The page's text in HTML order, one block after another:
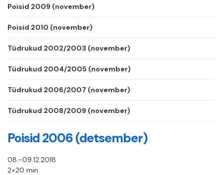
Poisid 2009 (november)
Poisid 2010 (november)
Tüdrukud 2002/2003 (november)
Tüdrukud 2004/2005 (november)
Tüdrukud 2006/2007 (november)
Tüdrukud 2008/2009 (november)
Poisid 2006 (detsember)
08.-09.12.2018
2×20 min